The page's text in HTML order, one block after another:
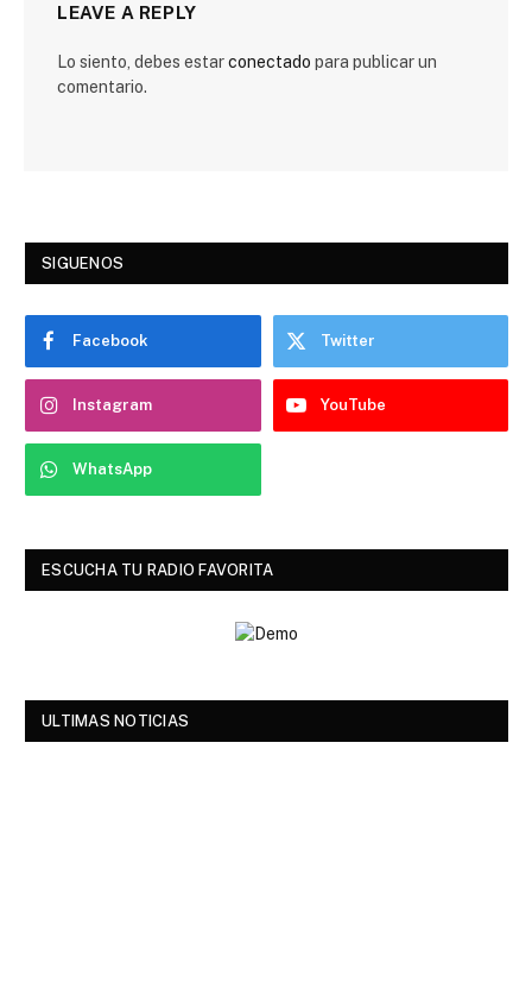
LEAVE A REPLY
Lo siento, debes estarconectado para publicar un
comentario.
SIGUENOS
Facebook Twitter
Instagram YouTube
WhatsApp
ESCUCHA TU RADIO FAVORITA
ULTIMAS NOTICIAS